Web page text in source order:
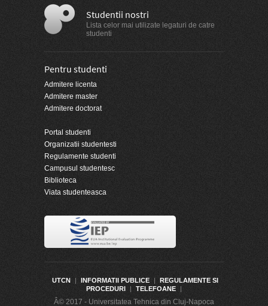
Studentii nostri
Lista celor mai utilizate legaturi de catre
studenti
Pentru studenti
Admitere licenta
Admitere master
Admitere doctorat
Portal studenti
Organizatii studentesti
Regulamente studenti
Campusul studentesc
Biblioteca
Viata studenteasca
UTCN | INFORMATII PUBLICE |
REGULAMENTE SI
PROCEDURI
| TELEFOANE |
Â© 2017 - Universitatea Tehnica din Cluj-Napoca